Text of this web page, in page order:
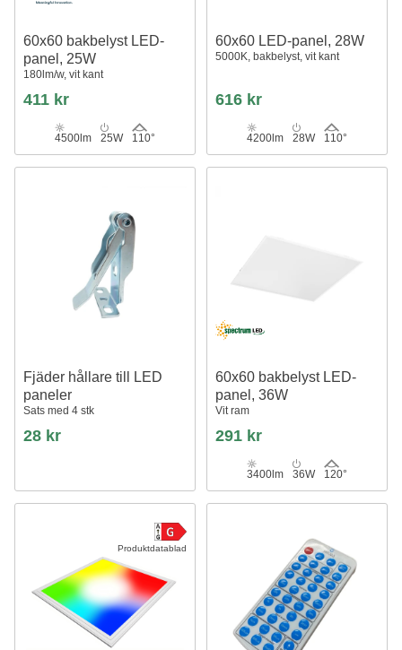
60x60 bakbelyst LED-
panel, 25W
180lm/w, vit kant
411 kr
4500lm 25W 110°
60x60 LED-panel, 28W
5000K, bakbelyst, vit kant
616 kr
4200lm 28W 110°
Fjäder hållare till LED
paneler
Sats med 4 stk
28 kr
60x60 bakbelyst LED-
panel, 36W
Vit ram
291 kr
3400lm 36W 120°
Produktdatablad